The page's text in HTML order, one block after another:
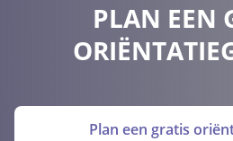
PLAN EEN
Plan een gratis